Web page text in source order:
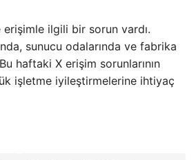
ilgili bir sorun vardı.
sunucu odalarında ve fabrika
haftaki X erişim sorunlarının
işletme iyileştirmelerine ihtiyaç